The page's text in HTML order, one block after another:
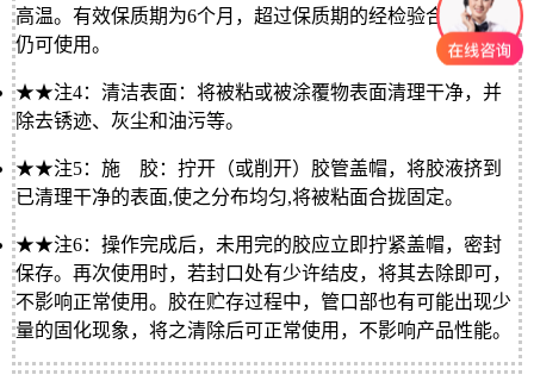
高温。有效保质期为6个月，超过保质期的经检验合格后，
仍可使用。
★★注4： 清洁表面：将被粘或被涂覆物表面清理干净，并
除去锈迹、灰尘和油污等。
★★注5： 施 胶：拧开（或削开）胶管盖帽，将胶液挤到
已清理干净的表面,使之分布均匀,将被粘面合拢固定。
★★注6：操作完成后，未用完的胶应立即拧紧盖帽，密封
保存。再次使用时，若封口处有少许结皮，将其去除即可，
不影响正常使用。胶在贮存过程中，管口部也有可能出现少
量的固化现象，将之清除后可正常使用，不影响产品性能。